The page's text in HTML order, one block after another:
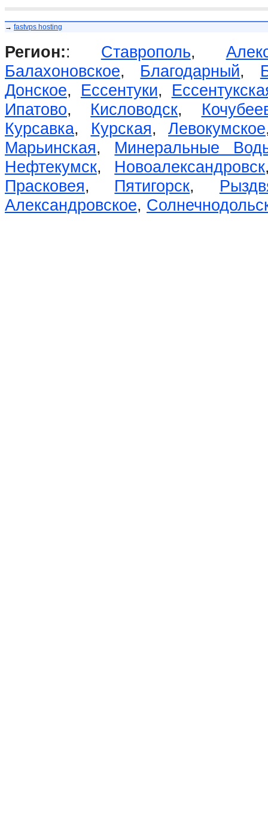
→ fastvps hosting
Регион:: Ставрополь,
Балахоновское, Благодарный,
Донское, Ессентуки,
Ипатово, Кисловодск,
Курсавка, Курская, Левокумское
Марьинская, Минеральные
Нефтекумск, Новоалександровск
Прасковея, Пятигорск,
Александровское,